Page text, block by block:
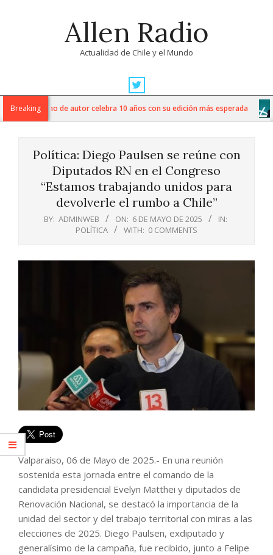
Allen Radio
Actualidad de Chile y el Mundo
Navigation
MenuBreaking
del vino de autor celebra 10 años con su edición más esperada
Política: Diego Paulsen se reúne con
Diputados RN en el Congreso
“Estamos trabajando unidos para
devolverle el rumbo a Chile”
BY: ADMINWEB ON: 6 DE MAYO DE 2025
IN:
POLÍTICA
WITH: 0 COMMENTS
Valparaíso, 06 de Mayo de 2025.- En una reunión
sostenida esta jornada entre el comando de la
candidata presidencial Evelyn Matthei y diputados de
Renovación Nacional, se destacó la importancia de la
unidad del sector y del trabajo territorial con miras a las
elecciones de 2025. Diego Paulsen, exdiputado y
generalísimo de la campaña, fue recibido, junto a Felipe